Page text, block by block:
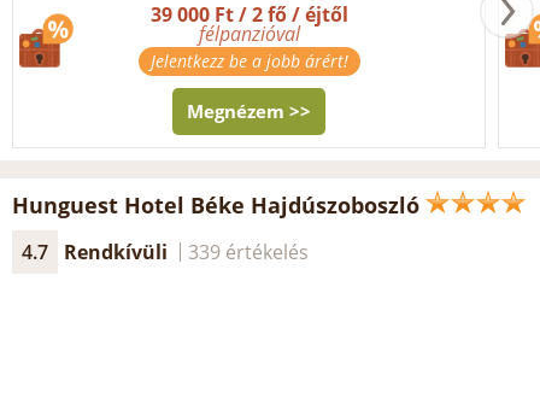
39 000 Ft / 2 fő / éjtől
félpanzióval
Jelentkezz be a jobb árért!
Megnézem >>
Hunguest Hotel Béke Hajdúszoboszló
4.7 Rendkívüli 339 értékelés